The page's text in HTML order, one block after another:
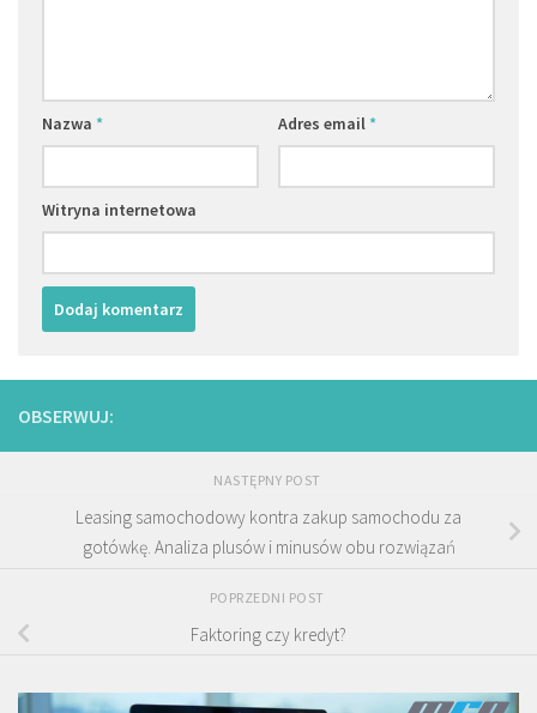
Nazwa * Adres email*
Witryna internetowa
OBSERWUJ:
NASTĘPNY POST
Leasing samochodowy kontra zakup samochodu za
gotówkę. Analiza plusów i minusów obu rozwiązań
POPRZEDNI POST
Faktoring czy kredyt?